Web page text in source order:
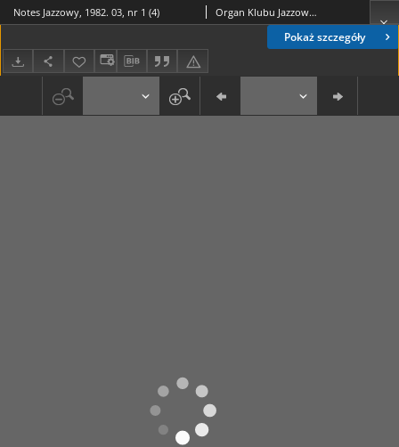
Pokaż szczegóły
Notes Jazzowy, 1982. 03, nr 1 (4) Organ Klubu Jazzowego "Rotunda"